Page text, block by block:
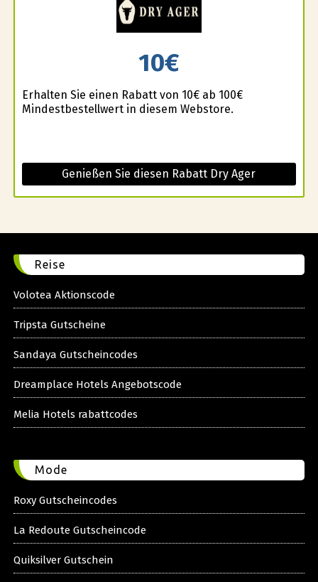
10€
Erhalten Sie einen Rabatt von 10€ ab 100€
Mindestbestellwert in diesem Webstore.
Genießen Sie diesen Rabatt Dry Ager
Reise
Volotea Aktionscode
Tripsta Gutscheine
Sandaya Gutscheincodes
Dreamplace Hotels Angebotscode
Melia Hotels rabattcodes
Mode
Roxy Gutscheincodes
La Redoute Gutscheincode
Quiksilver Gutschein